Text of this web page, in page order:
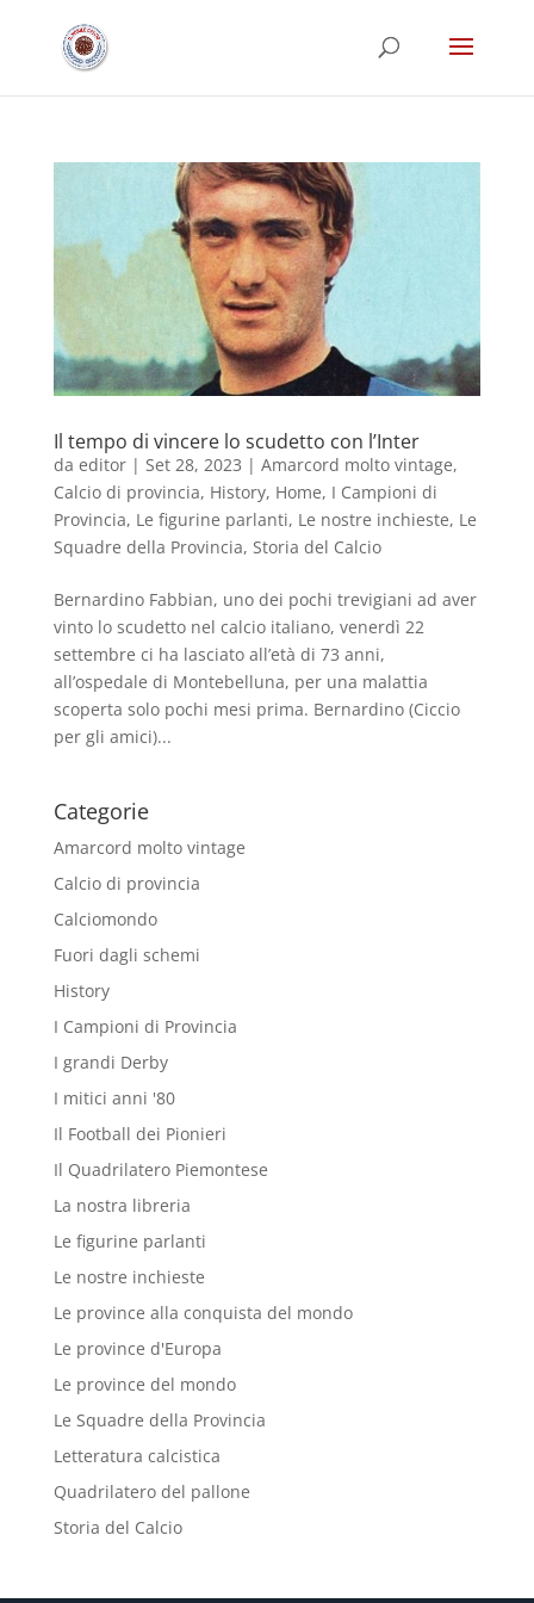
Il tempo di vincere lo scudetto con l’Inter
da editor| Set 28, 2023 | Amarcord molto vintage,
Calcio di provincia, History, Home, I Campioni di
Provincia, Le figurine parlanti, Le nostre inchieste, Le
Squadre della Provincia, Storia del Calcio
Bernardino Fabbian, uno dei pochi trevigiani ad aver
vinto lo scudetto nel calcio italiano, venerdì 22
settembre ci ha lasciato all’età di 73 anni,
all’ospedale di Montebelluna, per una malattia
scoperta solo pochi mesi prima. Bernardino (Ciccio
per gli amici)...
Categorie
Amarcord molto vintage
Calcio di provincia
Calciomondo
Fuori dagli schemi
History
I Campioni di Provincia
I grandi Derby
I mitici anni '80
Il Football dei Pionieri
Il Quadrilatero Piemontese
La nostra libreria
Le figurine parlanti
Le nostre inchieste
Le province alla conquista del mondo
Le province d'Europa
Le province del mondo
Le Squadre della Provincia
Letteratura calcistica
Quadrilatero del pallone
Storia del Calcio